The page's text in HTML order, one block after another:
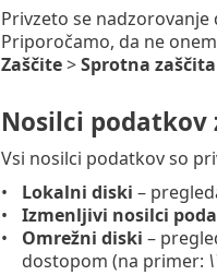
Privzeto se
Priporočamo, da ne
Zaščite>Sprotna
Nosilci podatkov
Vsi nosilci podatkov so
Lokalni diski –
Izmenljivi nosilci
Omrežni diski –
dostopom (na primer: